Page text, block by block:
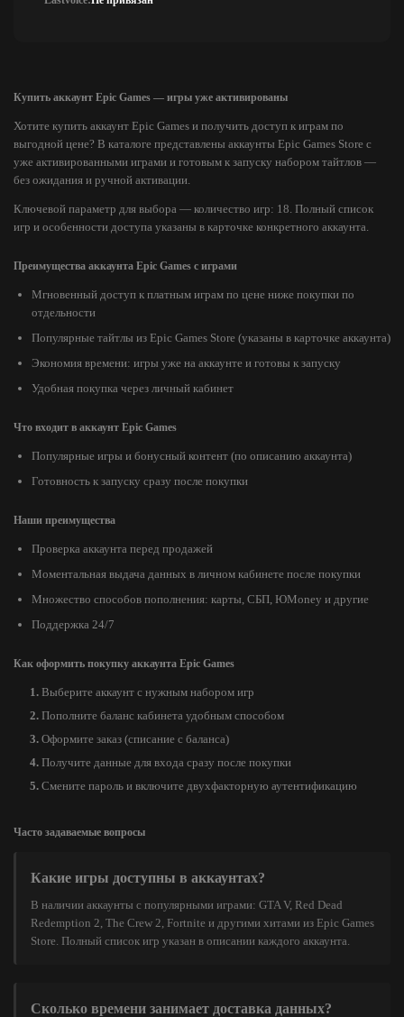
Купить аккаунт Epic Games — игры уже активированы
Хотите купить аккаунт Epic Games и получить доступ к играм по
выгодной цене? В каталоге представлены аккаунты Epic Games Store с
уже активированными играми и готовым к запуску набором тайтлов —
без ожидания и ручной активации.
Ключевой параметр для выбора — количество игр: 18. Полный список
игр и особенности доступа указаны в карточке конкретного аккаунта.
Преимущества аккаунта Epic Games с играми
Мгновенный доступ к платным играм по цене ниже покупки по
отдельности
Популярные тайтлы из Epic Games Store (указаны в карточке аккаунта)
Экономия времени: игры уже на аккаунте и готовы к запуску
Удобная покупка через личный кабинет
Что входит в аккаунт Epic Games
Популярные игры и бонусный контент (по описанию аккаунта)
Готовность к запуску сразу после покупки
Наши преимущества
Проверка аккаунта перед продажей
Моментальная выдача данных в личном кабинете после покупки
Множество способов пополнения: карты, СБП, ЮMoney и другие
Поддержка 24/7
Как оформить покупку аккаунта Epic Games
Выберите аккаунт с нужным набором игр
Пополните баланс кабинета удобным способом
Оформите заказ (списание с баланса)
Получите данные для входа сразу после покупки
Смените пароль и включите двухфакторную аутентификацию
Часто задаваемые вопросы
Какие игры доступны в аккаунтах?
В наличии аккаунты с популярными играми: GTA V, Red Dead
Redemption 2, The Crew 2, Fortnite и другими хитами из Epic Games
Store. Полный список игр указан в описании каждого аккаунта.
Сколько времени занимает доставка данных?